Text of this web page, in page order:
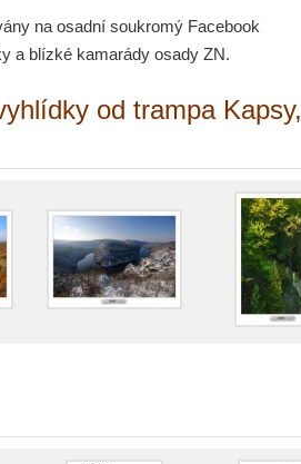
na osadní soukromý Facebook
a blízké kamarády osady ZN.
od trampa Kapsy,